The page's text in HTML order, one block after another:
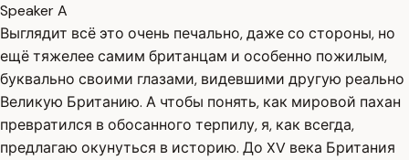
Speaker A
Выглядит всё это очень печально, даже со стороны, но
ещё тяжелее самим британцам и особенно пожилым,
буквально своими глазами, видевшими другую реально
Великую Британию. А чтобы понять, как мировой пахан
превратился в обосанного терпилу, я, как всегда,
предлагаю окунуться в историю. До XV века Британия